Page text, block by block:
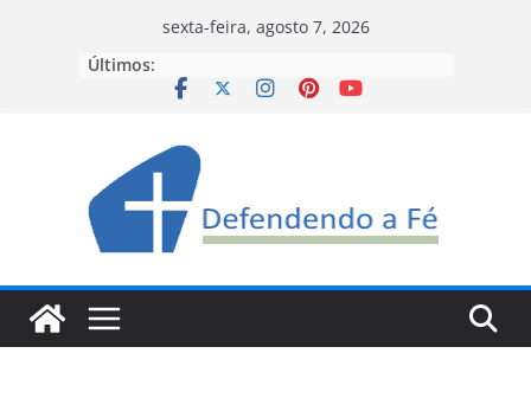
sexta-feira, agosto 7, 2026
Últimos: